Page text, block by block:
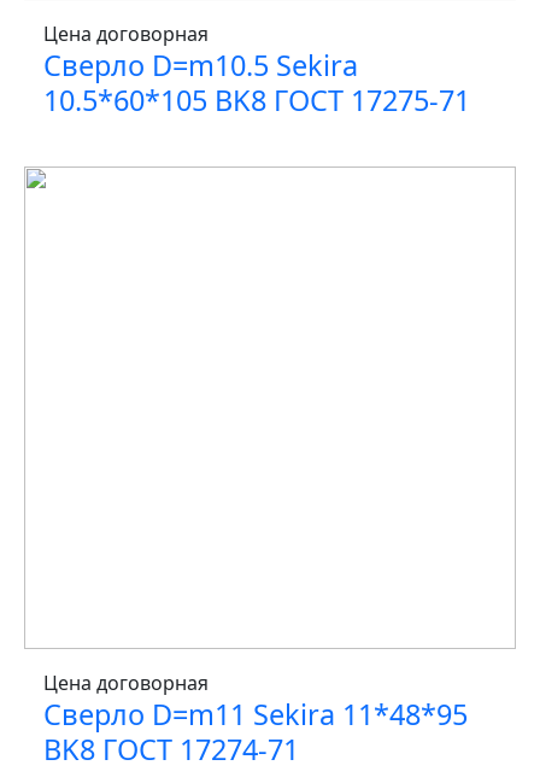
Цена договорная
Сверло D=m10.5 Sekira
10.5*60*105 BK8 ГОСТ 17275-71
Цена договорная
Сверло D=m11 Sekira 11*48*95
BK8 ГОСТ 17274-71